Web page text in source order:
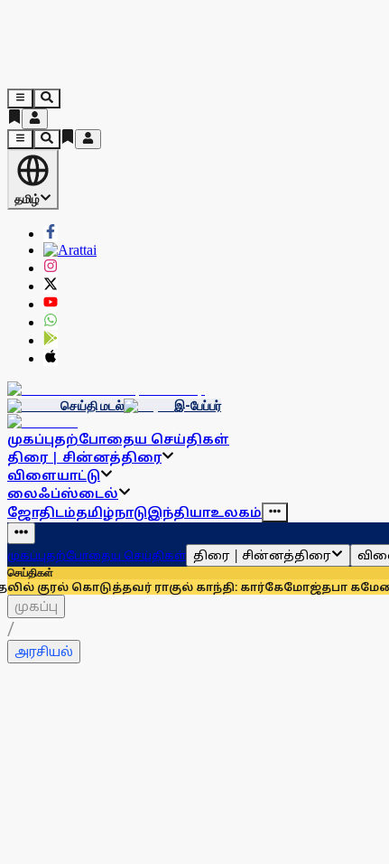
தமிழ்
செய்தி மடல் இ-பேப்பர்
முகப்புதற்போதைய செய்திகள்
திரை | சின்னத்திரை
விளையாட்டு
லைஃப்ஸ்டைல்
ஜோதிடம்தமிழ்நாடுஇந்தியாஉலகம்
முகப்புதற்போதைய செய்திகள் திரை | சின்னத்திரை
செய்திகள்
கொடுத்தவர் ராகுல் காந்தி: கார்கேமோஜ்தபா கமேனி
முகப்பு
/
அரசியல்